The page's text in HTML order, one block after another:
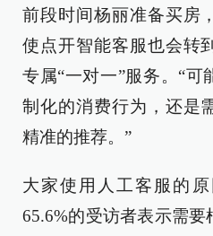
前段时间杨丽准备买房
使点开智能客服也会转
专属“一对一”服务。“可
制化的消费行为，还是
精准的推荐。”
大家使用人工客服的
65.6%的受访者表示需